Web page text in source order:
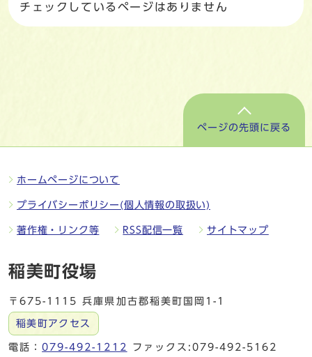
チェックしているページはありません
ページの先頭に戻る
ホームページについて
プライバシーポリシー(個人情報の取扱い)
著作権・リンク等 RSS配信一覧 サイトマップ
稲美町役場
〒675-1115 兵庫県加古郡稲美町国岡1-1
稲美町アクセス
電話：079-492-1212 ファックス:079-492-5162